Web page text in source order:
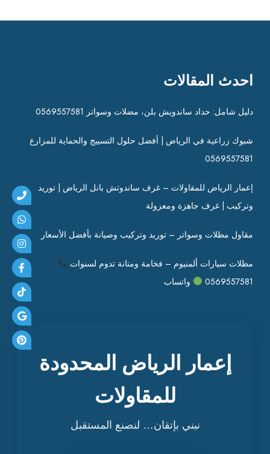
احدث المقالات
دليل شامل: حداد ساندويش بلن، مضلات وسواتر 0569557581
شبوك زراعية في الرياض | أفضل حلول التسييج والحماية للمزارع
0569557581
إعمار الرياض للمقاولات – غرف ساندوتش بانل الرياض | توريد
وتركيب | غرف جاهزة ومعزولة
مقاول مظلات وسواتر – توريد وتركيب وصيانة بأفضل الأسعار
مظلات سيارات ألمنيوم – فخامة ومتانة تدوم لسنوات
0569557581
واتساب
إعمار الرياض المحدودة
للمقاولات
نبني بإتقان… لنصنع المستقبل